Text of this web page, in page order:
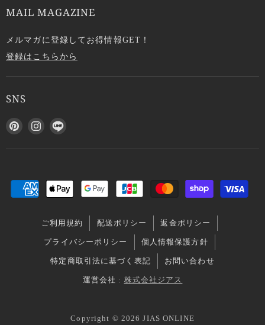
MAIL MAGAZINE
メルマガに登録してお得情報GET！
登録はこちらから
SNS
P
n
r
I
s
m
で
つ
L
N
見
て
く
さ
ご利用規約 配送ポリシー 返金ポリシー
プライバシーポリシー 個人情報保護方針
特定商取引法に基づく表記 お問い合わせ
運営会社 : 株式会社ジアス
Copyright © 2026 JIAS ONLINE